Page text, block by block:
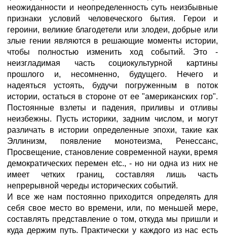
неожиданности и неопределенность суть неизбывные
признаки условий человеческого бытия. Герои и
героини, великие благодетели или злодеи, добрые или
злые гении являются в решающие моменты истории,
чтобы полностью изменить ход событий. Это -
неизгладимая часть социокультурной картины
прошлого и, несомненно, будущего. Нечего и
надеяться устоять, будучи погруженным в поток
истории, остаться в стороне от ее "американских гор".
Постоянные взлеты и падения, приливы и отливы
неизбежны. Пусть историки, задним числом, и могут
различать в истории определенные эпохи, такие как
Эллинизм, появление монотеизма, Ренессанс,
Просвещение, становление современной науки, время
демократических перемен etc., - но ни одна из них не
имеет четких границ, составляя лишь часть
непрерывной череды исторических событий.
И все же нам постоянно приходится определять для
себя свое место во времени, или, по меньшей мере,
составлять представление о том, откуда мы пришли и
куда держим путь. Практически у каждого из нас есть